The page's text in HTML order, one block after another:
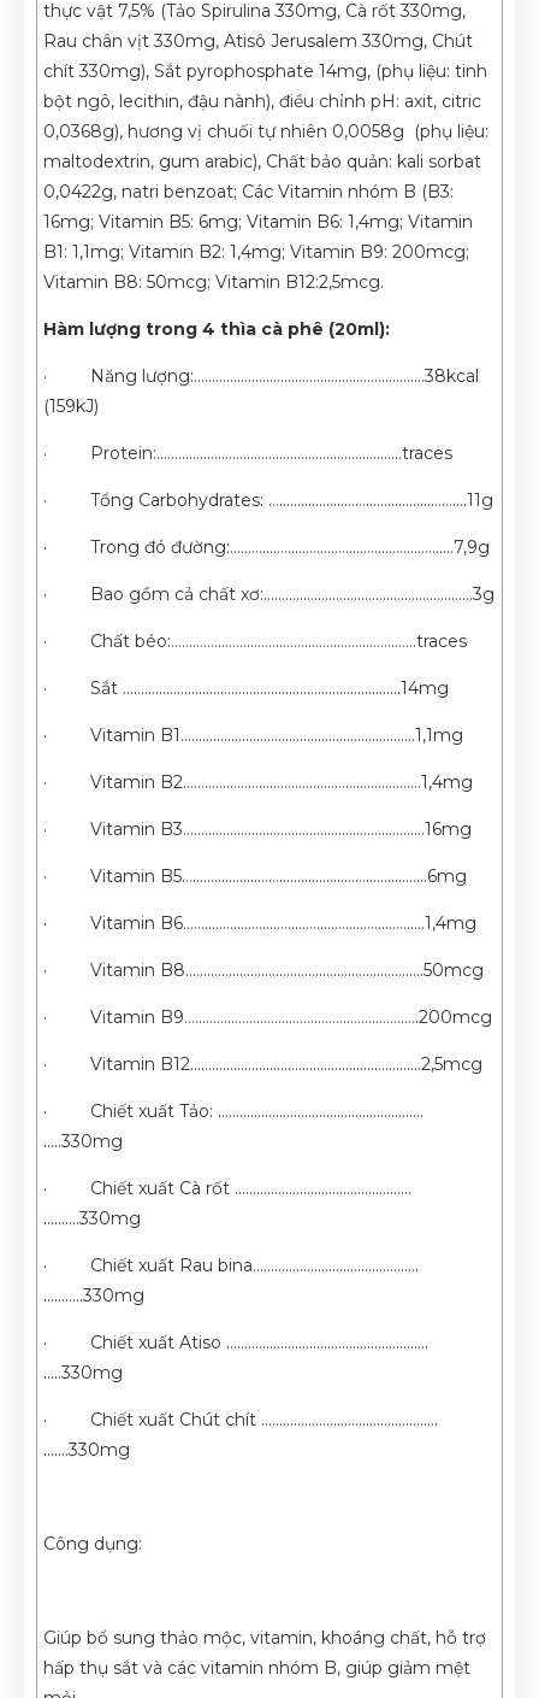
thực vật 7,5% (Tảo Spirulina 330mg, Cà rốt 330mg,
Rau chân vịt 330mg, Atisô Jerusalem 330mg, Chút
chít 330mg), Sắt pyrophosphate 14mg, (phụ liệu: tinh
bột ngô, lecithin, đậu nành), điều chỉnh pH: axit, citric
0,0368g), hương vị chuối tự nhiên 0,0058g (phụ liệu:
maltodextrin, gum arabic), Chất bảo quản: kali sorbat
0,0422g, natri benzoat; Các Vitamin nhóm B (B3:
16mg; Vitamin B5: 6mg; Vitamin B6: 1,4mg; Vitamin
B1: 1,1mg; Vitamin B2: 1,4mg; Vitamin B9: 200mcg;
Vitamin B8: 50mcg; Vitamin B12:2,5mcg.
Hàm lượng trong 4 thìa cà phê (20ml):
· Năng lượng:…………………………………………................38kcal
(159kJ)
· Protein:…………………………………………………………..traces
· Tổng Carbohydrates: ……………………………………………….11g
· Trong đó đường:………………………………………………........7,9g
· Bao gồm cả chất xơ:……………………………………………….…3g
· Chất béo:………………………………………………………..…traces
· Sắt ……………………………………………………….…..........14mg
· Vitamin B1…………………………………………………..……1,1mg
· Vitamin B2…………………………………………………..…….1,4mg
· Vitamin B3……………………………………………….….……..16mg
· Vitamin B5…………………………………………………..………6mg
· Vitamin B6………………………………………………...……….1,4mg
· Vitamin B8……………………………………………………..….50mcg
· Vitamin B9………………………………………………………..200mcg
· Vitamin B12……………………………………………………….2,5mcg
· Chiết xuất Tảo: …………………………………………..…....
…..330mg
· Chiết xuất Cà rốt ………………………………………….
……….330mg
· Chiết xuất Rau bina……………………………………….
………..330mg
· Chiết xuất Atiso ………………………………………….…….
…..330mg
· Chiết xuất Chút chít …………………..………………….….
…....330mg
Công dụng:
Giúp bổ sung thảo mộc, vitamin, khoáng chất, hỗ trợ
hấp thụ sắt và các vitamin nhóm B, giúp giảm mệt